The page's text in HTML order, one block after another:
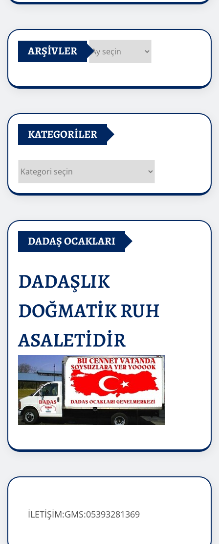
ARŞIVLER
KATEGORILER
Kategoriler
DADAŞ OCAKLARI
DADAŞLIK
DOĞMATİK RUH
ASALETİDİR
İLETİŞİM:GMS:05393281369